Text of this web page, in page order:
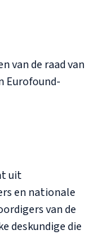
van de raad van
Eurofound-
uit
en nationale
van de
deskundige die